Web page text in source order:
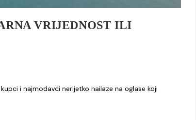
VRIJEDNOST ILI
i najmodavci nerijetko nailaze na oglase koji